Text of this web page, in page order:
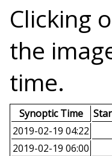
Clicking
the
time.
Synoptic Time
2019-02-19 04:22
2019-02-19 06:00